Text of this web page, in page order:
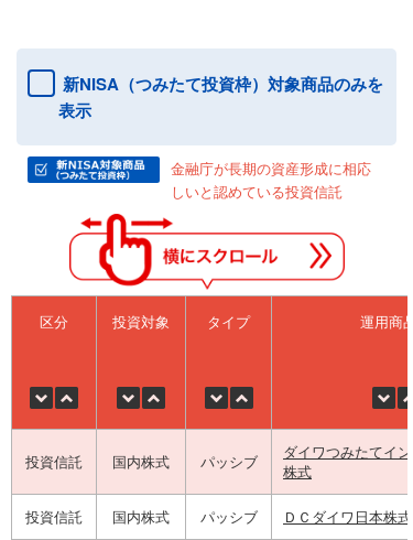
新NISA（つみたて投資枠）対象商品のみを
表示
金融庁が長期の資産形成に相応
しいと認めている投資信託
区分 投資対象 タイプ 運用商品
投資信託 国内株式 パッシブ
ダイワつみたてイ
株式
投資信託 国内株式 パッシブ ＤＣダイワ日本株